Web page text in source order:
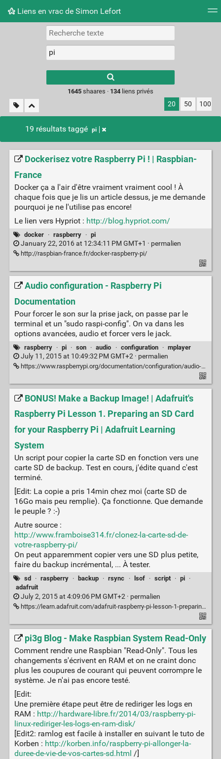
Liens en vrac de Simon Lefort
Nuage de tags Mur d'images
results.
1645shaares · 134liens privés
20 50 100
19 résultats taggé pi
Dockerisez votre Raspberry Pi ! | Raspbian-
France
Docker ça a l'air d'être vraiment vraiment cool ! À
chaque fois que je lis un article dessus, je me demande
pourquoi je ne l'utilise pas encore!
Le lien vers Hypriot : http://blog.hypriot.com/
docker · raspberry · pi
January 22, 2016 at 12:34:11 PM GMT+1 · permalien
http://raspbian-france.fr/docker-raspberry-pi/
Audio configuration - Raspberry Pi
Documentation
Pour forcer le son sur la prise jack, on passe par le
terminal et un "sudo raspi-config". On va dans les
options avancées, audio et forcer vers le jack.
raspberry · pi · son · audio · configuration · mplayer
July 11, 2015 at 10:49:32 PM GMT+2 · permalien
https://www.raspberrypi.org/documentation/configuration/audio-config.md
BONUS! Make a Backup Image! | Adafruit's
Raspberry Pi Lesson 1. Preparing an SD Card
for your Raspberry Pi | Adafruit Learning
System
Un script pour copier la carte SD en fonction vers une
carte SD de backup. Test en cours, j'édite quand c'est
terminé.
[Edit: La copie a pris 14min chez moi (carte SD de
16Go mais peu remplie). Ça fonctionne. Que demande
le peuple ? :-)
Autre source :
http://www.framboise314.fr/clonez-la-carte-sd-de-
votre-raspberry-pi/
On peut apparemment copier vers une SD plus petite,
faire du backup incrémental, ... À tester.
sd · raspberry · backup · rsync · lsof · script · pi ·
adafruit
July 2, 2015 at 4:09:06 PM GMT+2 · permalien
https://learn.adafruit.com/adafruit-raspberry-pi-lesson-1-preparing-and-sd-card-for-your-raspberry-pi/make-a-backup-image
pi3g Blog - Make Raspbian System Read-Only
Comment rendre une Raspbian "Read-Only". Tous les
changements s'écrivent en RAM et on ne craint donc
plus les coupures de courant qui peuvent corrompre le
système. Je n'ai pas encore testé.
[Edit:
Une première étape peut être de rediriger les logs en
RAM : http://hardware-libre.fr/2014/03/raspberry-pi-
linux-rediriger-les-logs-en-ram-disk/
[Edit2: ramlog est facile à installer en suivant le tuto de
Korben : http://korben.info/raspberry-pi-allonger-la-
duree-de-vie-de-vos-cartes-sd.html /]